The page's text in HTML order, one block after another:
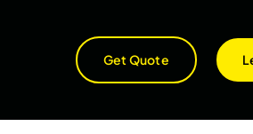
Get Quote